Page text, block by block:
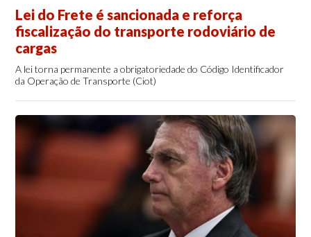
Lei do Frete é sancionada e reforça
fiscalização do transporte rodoviário de
cargas
A lei torna permanente a obrigatoriedade do Código Identificador
da Operação de Transporte (Ciot)